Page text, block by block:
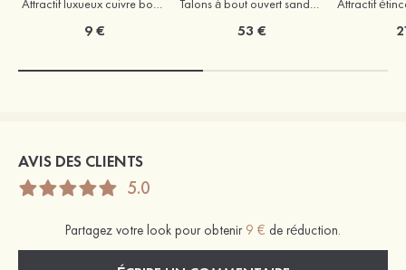
Attractif luxueux cuivre boucles d'oreilles avec zircone cubique
9 €
Talons à bout ouvert sandales cuir verni remise du diplôme chaussures de mode
53 €
AVIS DES CLIENTS
5.0
Partagez votre look pour obtenir 9 € de réduction.